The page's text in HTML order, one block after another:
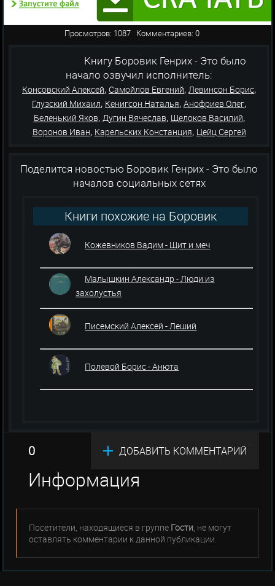
Просмотров: 1087 Комментариев: 0
Книгу Боровик Генрих - Это было
начало озвучил исполнитель:
Консовский Алексей, Самойлов Евгений, Левинсон Борис,
Глузский Михаил, Кенигсон Наталья, Анофриев Олег,
Беленький Яков, Дугин Вячеслав, Щелоков Василий,
Воронов Иван, Карельских Констанция, Цейц Сергей
Поделится новостью Боровик Генрих - Это было
началов социальных сетях
Книги похожие на Боровик
Генрих - Это было начало
Кожевников Вадим - Щит и меч
Малышкин Александр - Люди из
захолустья
Писемский Алексей - Леший
Полевой Борис - Анюта
0 ДОБАВИТЬ КОММЕНТАРИЙ
Информация
Посетители, находящиеся в группе Гости, не могут
оставлять комментарии к данной публикации.